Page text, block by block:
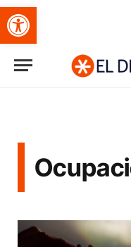
Obre la barra d'eines